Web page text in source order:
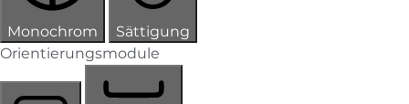
Monochrom
Sättigung
Orientierungsmodule